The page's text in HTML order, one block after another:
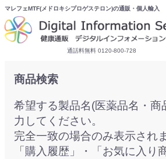
マレフェMTF(メドロキシプロゲステロン)の通販・個人輸入
通話料無料 0120-800-728
商品検索
希望する製品名(医薬品名・商
力してください。
完全一致の場合のみ表示され
「購入履歴」・「お気に入り